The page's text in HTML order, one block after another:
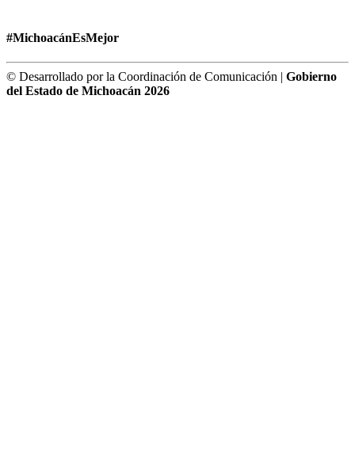
#MichoacánEsMejor
© Desarrollado por la Coordinación de Comunicación | Gobierno
del Estado de Michoacán 2026